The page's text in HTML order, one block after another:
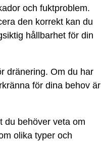
och fuktproblem.
den korrekt kan du
hållbarhet för din
dränering. Om du har
för dina behov är
du behöver veta om
olika typer och